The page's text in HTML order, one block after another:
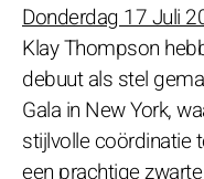
Donderdag 17 Juli
Klay Thompson
debuut als stel
Gala in New York,
stijlvolle coördinatie
een prachtige